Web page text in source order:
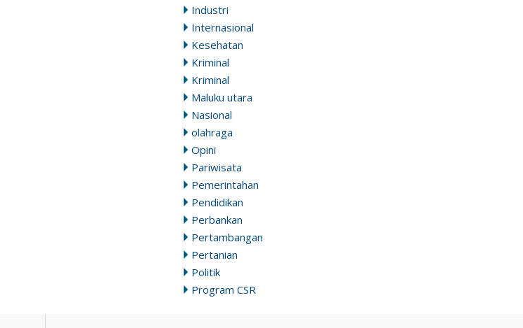
Industri
Internasional
Kesehatan
Kriminal
Kriminal
Maluku utara
Nasional
olahraga
Opini
Pariwisata
Pemerintahan
Pendidikan
Perbankan
Pertambangan
Pertanian
Politik
Program CSR